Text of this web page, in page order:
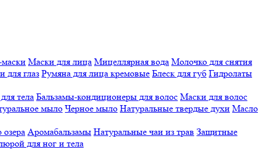
Маски для лица Мицеллярная вода Молочко для снятия
для глаз Румяна для лица кремовые Блеск для губ Гидролаты
тела Бальзамы-кондиционеры для волос Маски для волос
мыло Черное мыло Натуральные твердые духи Масло
озера Аромабальзамы Натуральные чаи из трав Защитные
для ног и тела